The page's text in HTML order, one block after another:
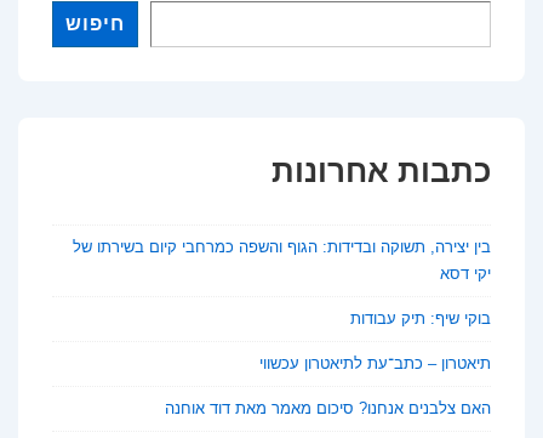
הטרחה?
חיפוש
כתבות אחרונות
בין יצירה, תשוקה ובדידות: הגוף והשפה כמרחבי קיום בשירתו של
יקי דסא
בוקי שיף: תיק עבודות
תיאטרון – כתב־עת לתיאטרון עכשווי
האם צלבנים אנחנו? סיכום מאמר מאת דוד אוחנה